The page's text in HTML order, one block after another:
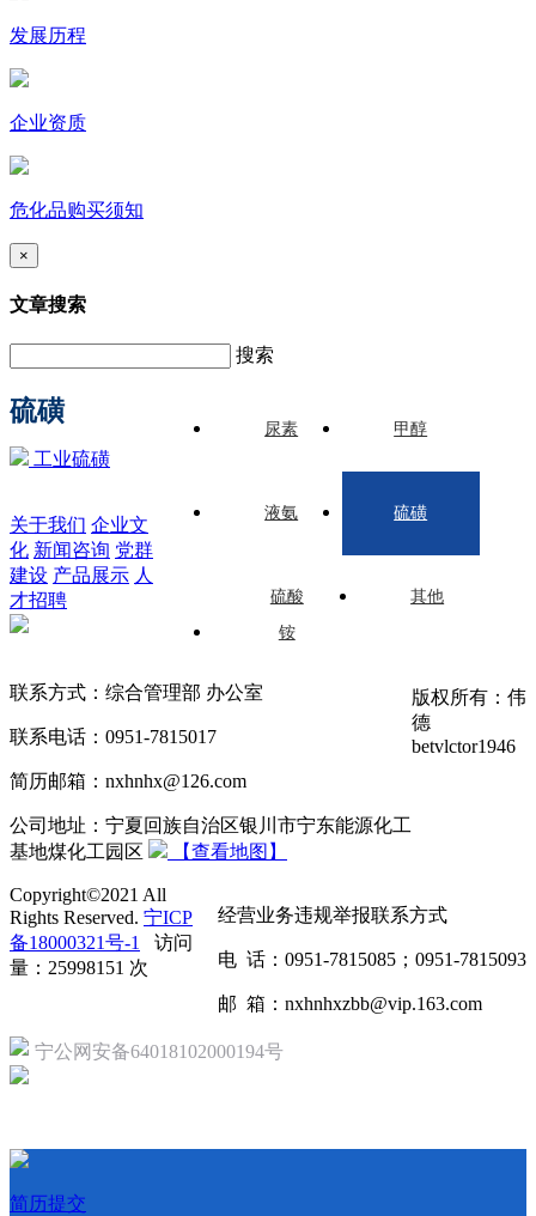
发展历程
企业资质
危化品购买须知
×
文章搜索
搜索
硫磺
尿素 甲醇
液氨 硫磺
硫酸
铵
其他
工业硫磺
关于我们 企业文
化 新闻咨询 党群
建设 产品展示 人
才招聘
联系方式：综合管理部 办公室
联系电话：0951-7815017
简历邮箱：nxhnhx@126.com
公司地址：宁夏回族自治区银川市宁东能源化工
基地煤化工园区
【查看地图】
经营业务违规举报联系方式
电 话：0951-7815085；0951-7815093
邮 箱：nxhnhxzbb@vip.163.com
版权所有：伟
德
betvlctor1946
Copyright©2021 All
Rights Reserved. 宁ICP
备18000321号-1 访问
量：25998151 次
宁公网安备64018102000194号
简历提交